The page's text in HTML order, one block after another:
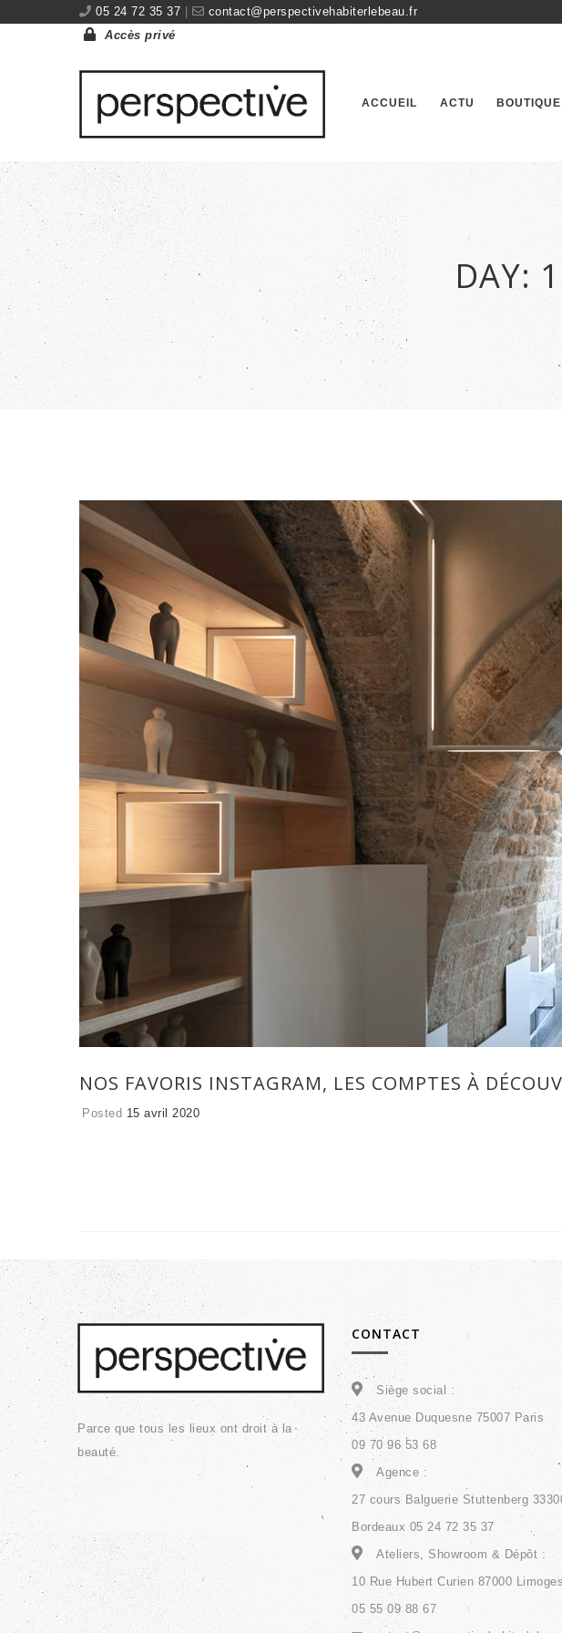
05 24 72 35 37
contact@perspectivehabiterlebeau.fr
Accès privé
ACCUEIL ACTU BOUTIQUE
DAY:
NOS FAVORIS INSTAGRAM, LES COMPTES À
Posted 15 avril 2020
Parce que tous les lieux ont droit à la
beauté.
CONTACT
Siège social :
43 Avenue Duquesne 75007 Paris
09 70 96 53 68
Agence :
27 cours Balguerie Stuttenberg
Bordeaux 05 24 72 35 37
Ateliers, Showroom & Dépôt :
10 Rue Hubert Curien 87000 Limoges
05 55 09 88 67